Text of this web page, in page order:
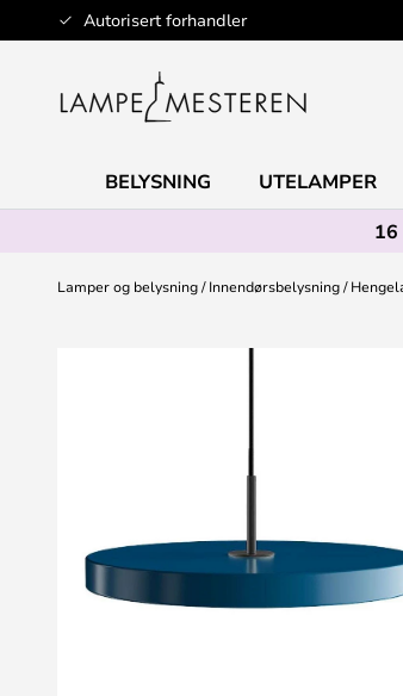
Autorisert forhandler
Hopp
til
BELYSNING UTELAMPER
Lamper og belysning Innendørsbelysning